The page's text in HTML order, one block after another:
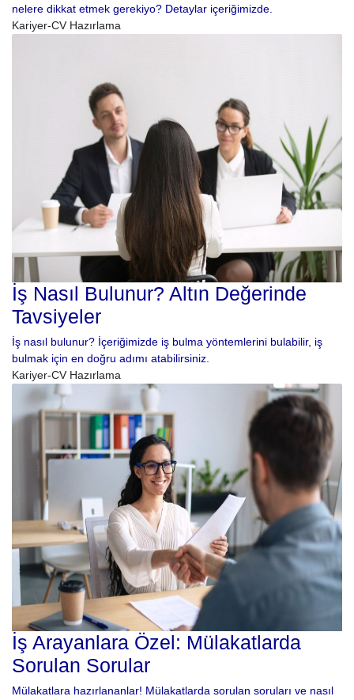
nelere dikkat etmek gerekiyo? Detaylar içeriğimizde.
Kariyer-CV Hazırlama
İş Nasıl Bulunur? Altın Değerinde
Tavsiyeler
İş nasıl bulunur? İçeriğimizde iş bulma yöntemlerini bulabilir, iş
bulmak için en doğru adımı atabilirsiniz.
Kariyer-CV Hazırlama
İş Arayanlara Özel: Mülakatlarda
Sorulan Sorular
Mülakatlara hazırlananlar! Mülakatlarda sorulan soruları ve nasıl